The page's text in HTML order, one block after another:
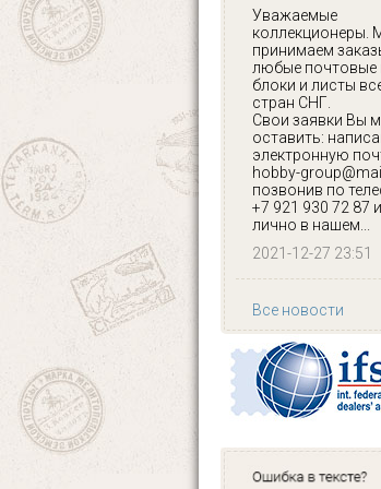
Уважаемые
коллекционеры.
принимаем
любые почтовые
блоки и листы
стран СНГ.
Свои заявки Вы
оставить:
электронную
hobby-
позвонив по
+7 921 930 72 87
лично в нашем...
2021-12-27 23:51
Все новости